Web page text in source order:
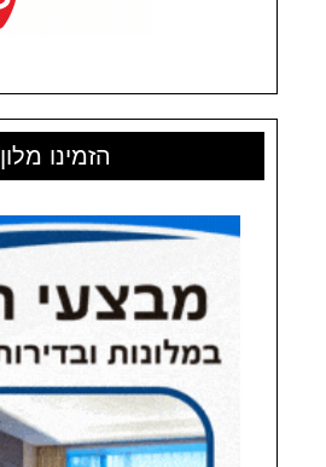
הזמינו מלון